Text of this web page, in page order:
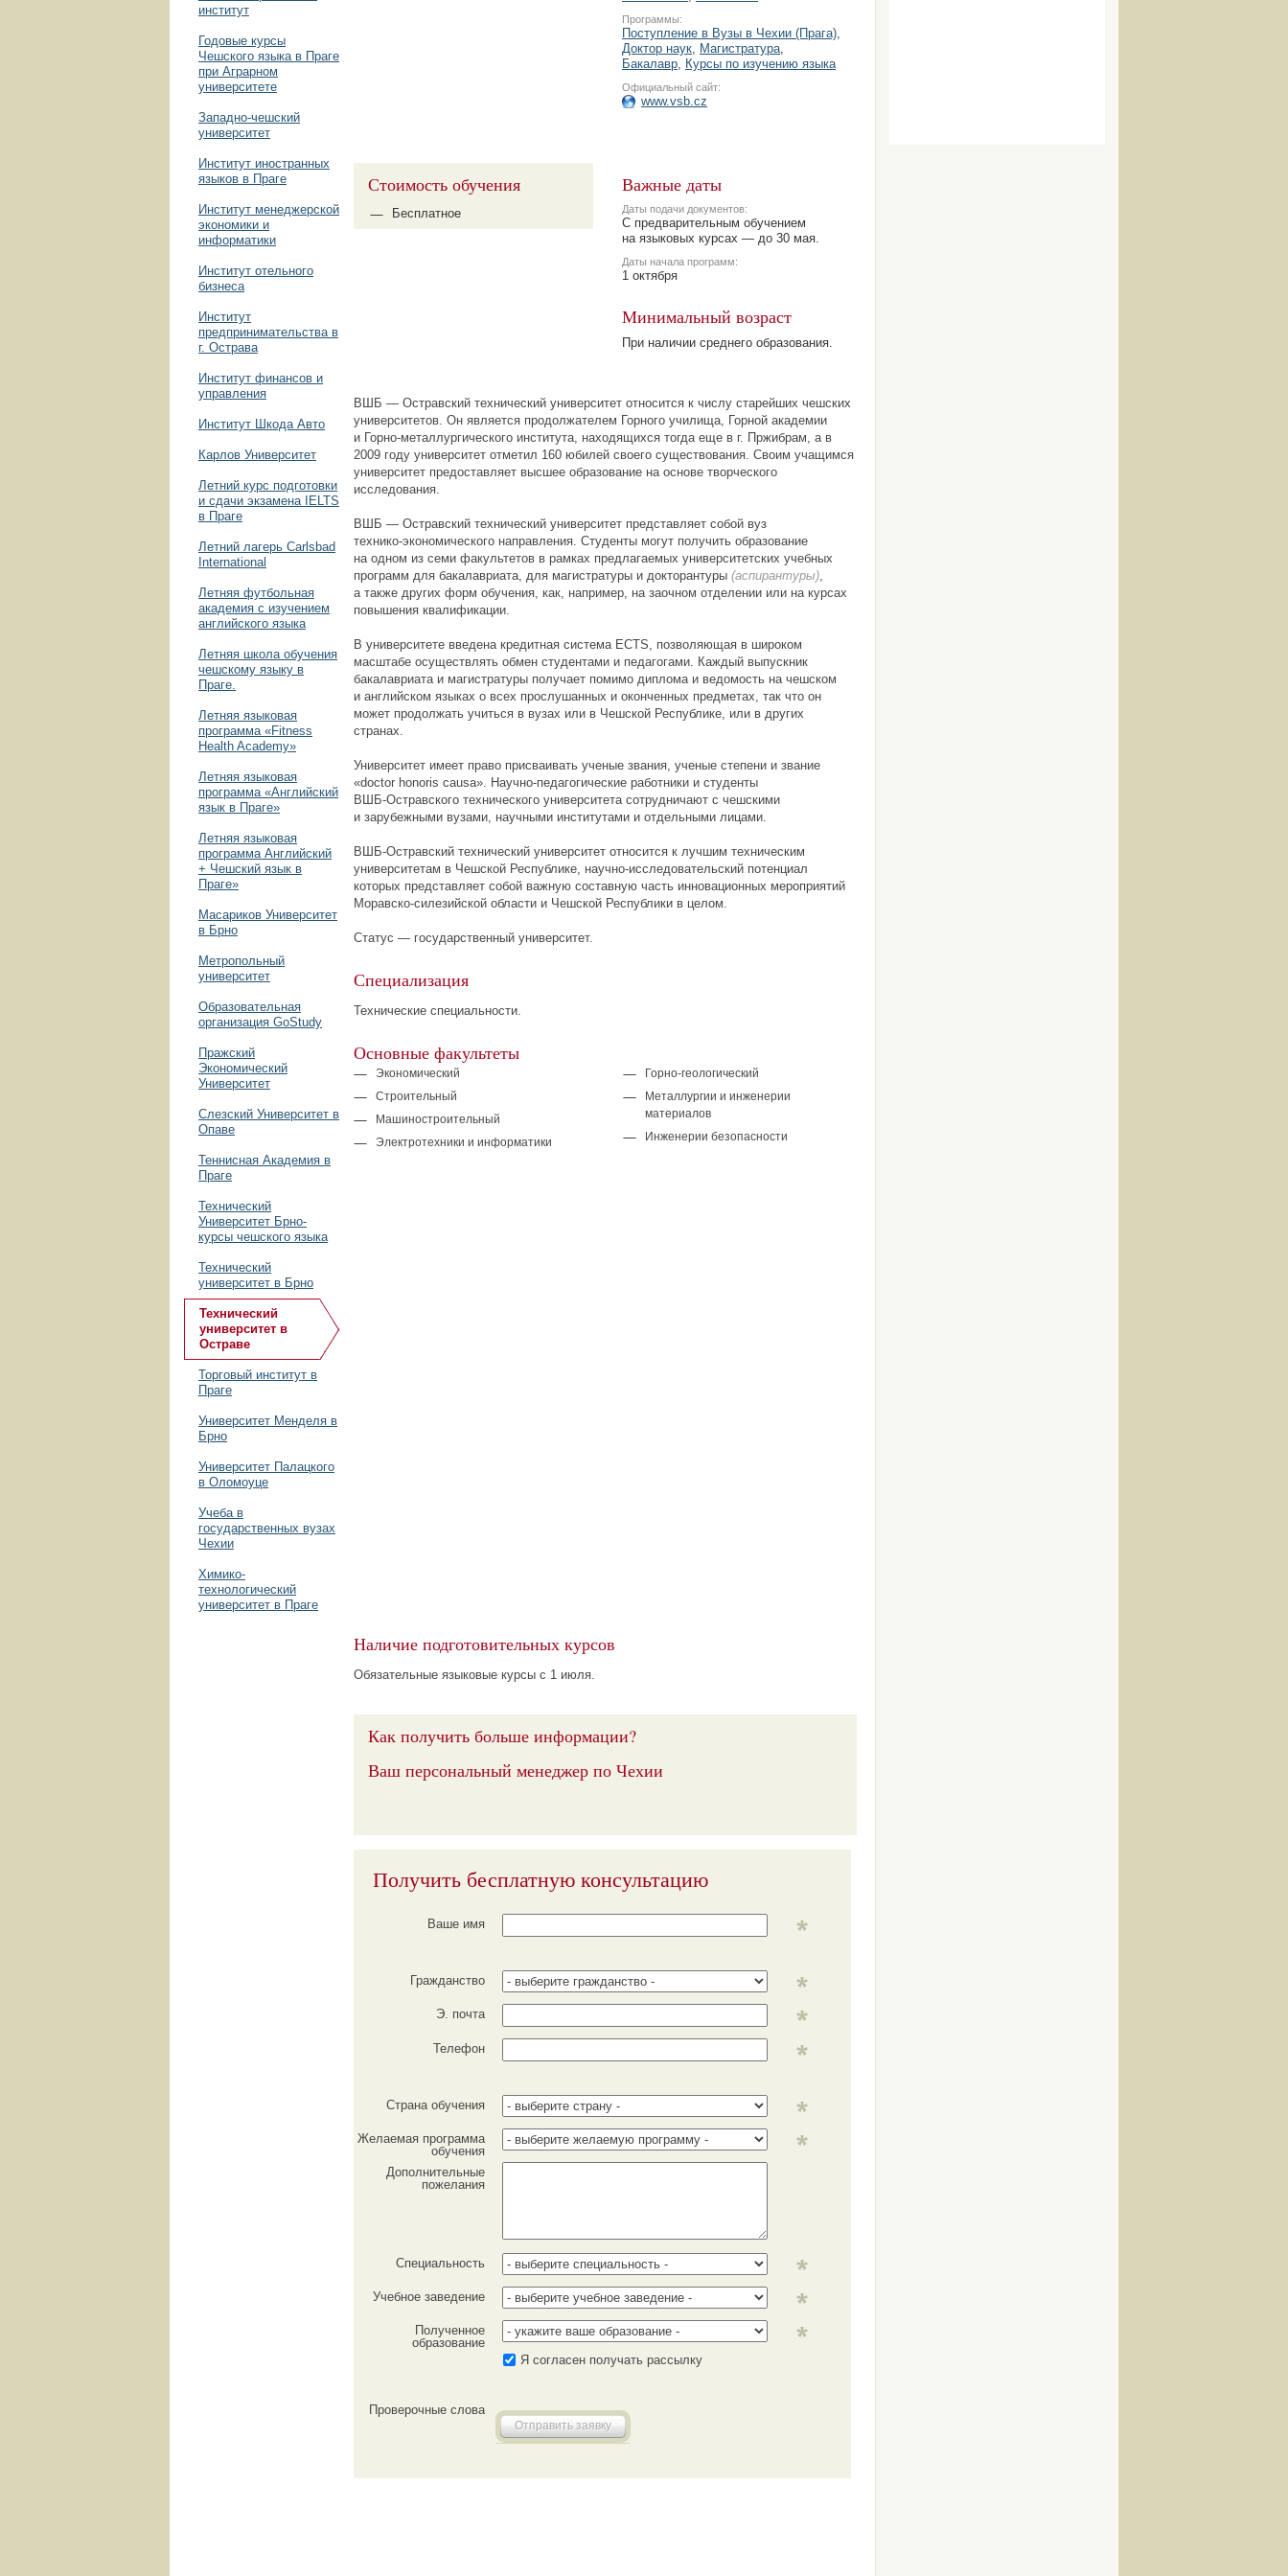
институт
Годовые курсы
Чешского языка в Праге
при Аграрном
университете
Западно-чешский
университет
Институт иностранных
языков в Праге
Институт менеджерской
экономики и
информатики
Институт отельного
бизнеса
Институт
предпринимательства в
г. Острава
Институт финансов и
управления
Институт Шкода Авто
Карлов Университет
Летний курс подготовки
и сдачи экзамена IELTS
в Праге
Летний лагерь Carlsbad
International
Летняя футбольная
академия с изучением
английского языка
Летняя школа обучения
чешскому языку в
Праге.
Летняя языковая
программа «Fitness
Health Academy»
Летняя языковая
программа «Английский
язык в Праге»
Летняя языковая
программа Английский
+ Чешский язык в
Праге»
Масариков Университет
в Брно
Метропольный
университет
Образовательная
организация GoStudy
Пражский
Экономический
Университет
Слезский Университет в
Опаве
Теннисная Академия в
Праге
Технический
Университет Брно-
курсы чешского языка
Технический
университет в Брно
Технический
университет в
Остраве
Торговый институт в
Праге
Университет Менделя в
Брно
Университет Палацкого
в Оломоуце
Учеба в
государственных вузах
Чехии
Химико-
технологический
университет в Праге
Программы:
Поступление в Вузы в Чехии (Прага),
Доктор наук, Магистратура,
Бакалавр, Курсы по изучению языка
Официальный сайт:
www.vsb.cz
Стоимость обучения
Бесплатное
Важные даты
Даты подачи документов:
С предварительным обучением
на языковых курсах — до 30 мая.
Даты начала программ:
1 октября
Минимальный возраст
При наличии среднего образования.
ВШБ — Остравский технический университет относится к числу старейших чешских
университетов. Он является продолжателем Горного училища, Горной академии
и Горно-металлургического института, находящихся тогда еще в г. Пржибрам, а в
2009 году университет отметил 160 юбилей своего существования. Своим учащимся
университет предоставляет высшее образование на основе творческого
исследования.
ВШБ — Остравский технический университет представляет собой вуз
технико-экономического направления. Студенты могут получить образование
на одном из семи факультетов в рамках предлагаемых университетских учебных
программ для бакалавриата, для магистратуры и докторантуры (аспирантуры),
а также других форм обучения, как, например, на заочном отделении или на курсах
повышения квалификации.
В университете введена кредитная система ECTS, позволяющая в широком
масштабе осуществлять обмен студентами и педагогами. Каждый выпускник
бакалавриата и магистратуры получает помимо диплома и ведомость на чешском
и английском языках о всех прослушанных и оконченных предметах, так что он
может продолжать учиться в вузах или в Чешской Республике, или в других
странах.
Университет имеет право присваивать ученые звания, ученые степени и звание
«doctor honoris causa». Научно-педагогические работники и студенты
ВШБ-Остравского технического университета сотрудничают с чешскими
и зарубежными вузами, научными институтами и отдельными лицами.
ВШБ-Остравский технический университет относится к лучшим техническим
университетам в Чешской Республике, научно-исследовательский потенциал
которых представляет собой важную составную часть инновационных мероприятий
Моравско-силезийской области и Чешской Республики в целом.
Статус — государственный университет.
Специализация
Технические специальности.
Основные факультеты
Экономический
Строительный
Машиностроительный
Электротехники и информатики
Горно-геологический
Металлургии и инженерии
материалов
Инженерии безопасности
Наличие подготовительных курсов
Обязательные языковые курсы с 1 июля.
Как получить больше информации?
Ваш персональный менеджер по Чехии
Получить бесплатную консультацию
Ваше имя
Гражданство
Э. почта
Телефон
Страна обучения
Желаемая программа
обучения
Дополнительные
пожелания
Специальность
Учебное заведение
Полученное
образование
Я согласен получать рассылку
Проверочные слова
Отправить заявку